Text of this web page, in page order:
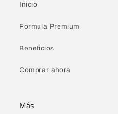
Inicio
Formula Premium
Beneficios
Comprar ahora
Más